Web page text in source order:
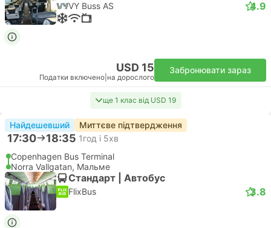
VY Buss AS 4.9
USD 15
Податки включено на дорослого
Забронювати зараз
ще 1 клас від USD 19
Найдешевший Миттєве підтвердження
17:30 18:35 1год і 5хв
Copenhagen Bus Terminal
Norra Vallgatan, Мальме
Стандарт | Автобус
FlixBus 3.8